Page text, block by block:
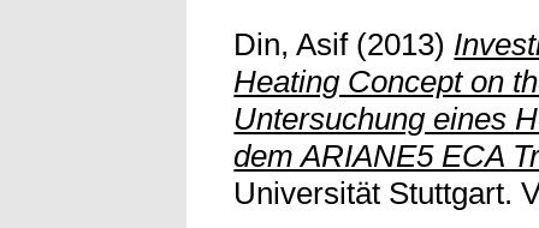
Din, Asif(2013)
Heating Concept on
Untersuchung eines
dem ARIANE5 ECA
Universität Stuttgart.